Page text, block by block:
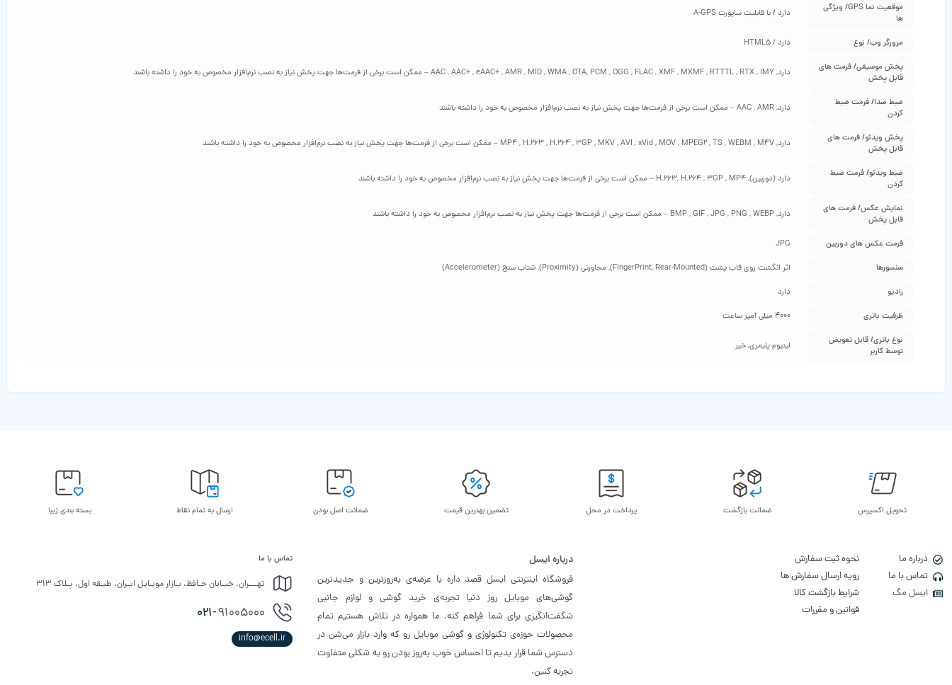
موقعیت‌ نما GPS/ ویژگی‌
ها
دارد / با قابلیت ساپورت A-GPS
مرورگر وب/ نوع دارد / HTML5
پخش موسیقی/ فرمت‌ های
قابل پخش
دارد, AAC , AAC+ , eAAC+ , AMR , MID , WMA , OTA, PCM , OGG , FLAC , XMF , MXMF , RTTTL , RTX , IMY – ممکن است برخی از فرمت‌ها جهت پخش نیاز به نصب نرم‌افزار مخصوص به خود را داشته باشند
ضبط صدا/ فرمت ضبط
کردن
دارد, AAC , AMR – ممکن است برخی از فرمت‌ها جهت پخش نیاز به نصب نرم‌افزار مخصوص به خود را داشته باشند
پخش ویدئو/ فرمت‌ های
قابل پخش
دارد, MP4 , H.263 , H.264 , 3GP , MKV , AVI , xVid , MOV , MPEG2 , TS , WEBM , M4V – ممکن است برخی از فرمت‌ها جهت پخش نیاز به نصب نرم‌افزار مخصوص به خود را داشته باشند
ضبط ویدئو/ فرمت ضبط
کردن
دارد (دوربین), H.263, H.264 , 3GP , MP4 – ممکن است برخی از فرمت‌ها جهت پخش نیاز به نصب نرم‌افزار مخصوص به خود را داشته باشند
نمایش عکس/ فرمت‌ های
قابل پخش
دارد, BMP , GIF , JPG , PNG , WEBP – ممکن است برخی از فرمت‌ها جهت پخش نیاز به نصب نرم‌افزار مخصوص به خود را داشته باشند
فرمت عکس‌ های دوربین JPG
سنسورها اثر انگشت روی قاب پشت (FingerPrint, Rear-Mounted), مجاورتی (Proximity), شتاب سنج (Accelerometer)
رادیو دارد
ظرفیت باتری 4000 میلی آمپر ساعت
نوع باتری/ قابل تعویض
توسط کاربر
لیتیوم پلیمری, خیر
تحویل اکسپرس ضمانت بازگشت پرداخت در محل تضمین بهترین قیمت ضمانت اصل بودن ارسال به تمام نقاط بسته بندی زیبا
درباره ما
تماس با ما
ایسل مگ
نحوه ثبت سفارش
رویه ارسال سفارش ها
شرایط بازگشت کالا
قوانین و مقررات
درباره ایسل
فروشگاه اینترنتی ایسل قصد داره با عرضه‌ی به‌روزترین و جدیدترین
گوشی‌های موبایل روز دنیا تجربه‌ی خرید گوشی و لوازم جانبی
شگفت‌انگیزی برای شما فراهم کنه. ما همواره در تلاش هستیم تمام
محصولات حوزه‌ی تکنولوژی و گوشی موبایل رو که وارد بازار می‌شن در
دسترس شما قرار بدیم تا احساس خوب به‌روز بودن رو به شکلی متفاوت
تجربه کنین.
تماس با ما
تهـــران، خیـابان حـافظ، بـازار موبـایل ایـران، طبـقه اول، پـلاک ۳۱۳
021-91005000
info@ecell.ir